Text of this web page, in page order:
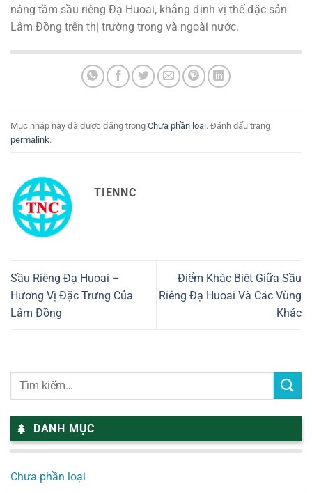
nâng tầm sầu riêng Đạ Huoai, khẳng định vị thế đặc sản
Lâm Đồng trên thị trường trong và ngoài nước.
Mục nhập này đã được đăng trong Chưa phần loại. Đánh dấu trang
permalink.
TIENNC
Sầu Riêng Đạ Huoai –
Hương Vị Đặc Trưng Của
Lâm Đồng
Điểm Khác Biệt Giữa Sầu
Riêng Đạ Huoai Và Các Vùng
Khác
DANH MỤC
Chưa phần loại